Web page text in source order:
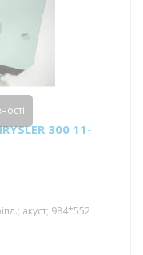
300 11-
акуст; 984*552